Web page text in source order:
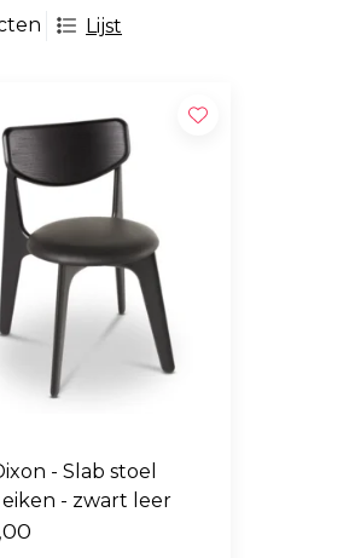
Lijst
- Slab stoel
- zwart leer